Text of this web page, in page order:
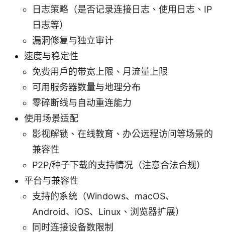
日志策略（是否记录连接日志、使用日志、IP
日志等）
漏洞修复与独立审计
速度与稳定性
免费用户的带宽上限、月流量上限
可用服务器数量与地理分布
零碎断线与自动重连能力
使用场景适配
影视解锁、在线教育、办公远程访问等场景的
兼容性
P2P/种子下载的支持情况（注意合法合规）
平台与兼容性
支持的系统（Windows、macOS、
Android、iOS、Linux、浏览器扩展）
同时连接设备数限制